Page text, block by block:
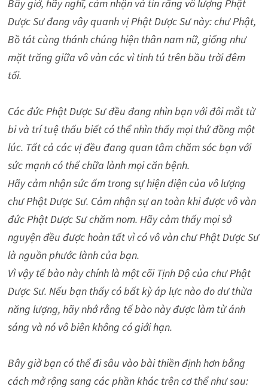
Bây giờ, hãy nghĩ, cảm nhận và tin rằng vô lượng Phật
Dược Sư đang vây quanh vị Phật Dược Sư này: chư Phật,
Bồ tát cùng thánh chúng hiện thân nam nữ, giống như
mặt trăng giữa vô vàn các vì tinh tú trên bầu trời đêm
tối.
Các đức Phật Dược Sư đều đang nhìn bạn với đôi mắt từ
bi và trí tuệ thấu biết có thể nhìn thấy mọi thứ đồng một
lúc. Tất cả các vị đều đang quan tâm chăm sóc bạn với
sức mạnh có thể chữa lành mọi căn bệnh.
Hãy cảm nhận sức ấm trong sự hiện diện của vô lượng
chư Phật Dược Sư. Cảm nhận sự an toàn khi được vô vàn
đức Phật Dược Sư chăm nom. Hãy cảm thấy mọi sở
nguyện đều được hoàn tất vì có vô vàn chư Phật Dược Sư
là nguồn phước lành của bạn.
Vì vậy tế bào này chính là một cõi Tịnh Độ của chư Phật
Dược Sư. Nếu bạn thấy có bất kỳ áp lực nào do dư thừa
năng lượng, hãy nhớ rằng tế bào này được làm từ ánh
sáng và nó vô biên không có giới hạn.
Bây giờ bạn có thể đi sâu vào bài thiền định hơn bằng
cách mở rộng sang các phần khác trên cơ thể như sau: